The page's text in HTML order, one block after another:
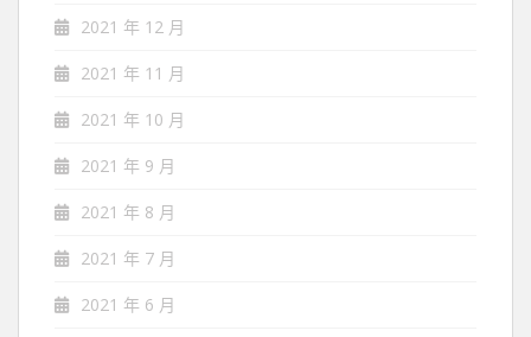
2021 年 12 月
2021 年 11 月
2021 年 10 月
2021 年 9 月
2021 年 8 月
2021 年 7 月
2021 年 6 月